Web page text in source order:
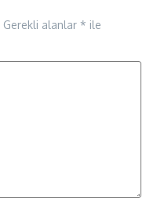
Gerekli alanlar * ile